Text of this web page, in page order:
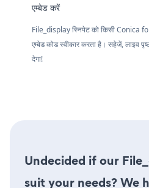
एम्बेड करें
File_display स्निपेट को किसी Conica
एम्बेड कोड स्वीकार करता है। सहेजें, लाइव
देगा!
Undecided if our
suit your needs? We